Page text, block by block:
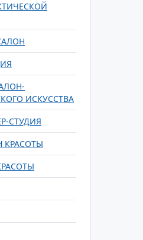
ИСКУССТВА
СТУДИЯ
КРАСОТЫ